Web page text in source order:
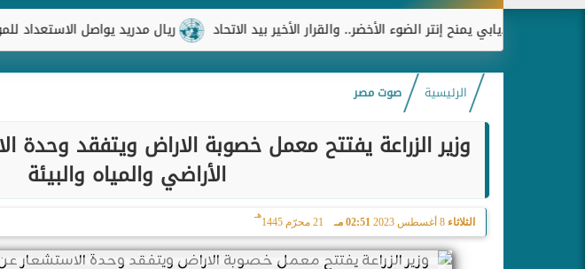
ريال مدريد يواصل الاستعداد للموسم ديابي يمنح إنتر الضوء الأخضر.. والقرار الأخير بيد الاتحاد
الرئيسية صوت مصر
وزير الزراعة يفتتح معمل خصوبة الاراض ويتفقد وحدة
الأراضي والمياه والبيئة
الثلاثاء 8 أغسطس 2023 02:51 مـ 21 محرّم 1445
هـ